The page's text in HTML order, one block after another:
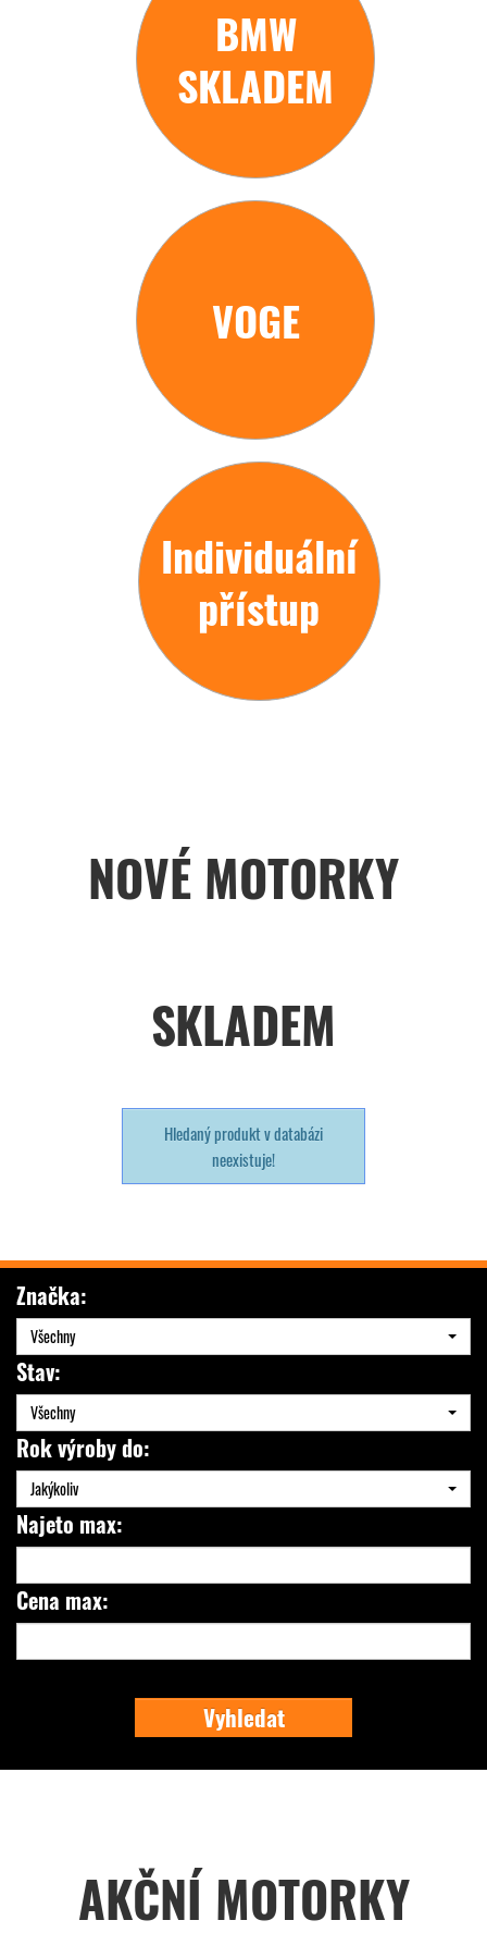
BMW
SKLADEM
VOGE
Individuální
přístup
NOVÉ MOTORKY
SKLADEM
Hledaný produkt v databázi
neexistuje!
Značka:
Všechny
Stav:
Všechny
Rok výroby do:
Jakýkoliv
Najeto max:
Cena max:
Vyhledat
AKČNÍ MOTORKY